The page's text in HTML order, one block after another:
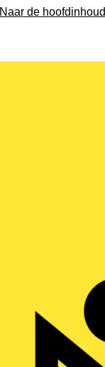
Naar de hoofdinhoud